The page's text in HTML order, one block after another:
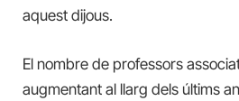
aquest dijous.
El nombre de professors
augmentant al llarg dels últims